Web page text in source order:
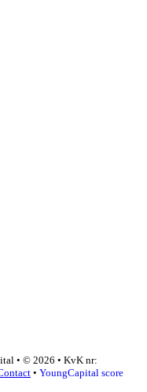
• © 2026 • KvK nr:
• YoungCapital score